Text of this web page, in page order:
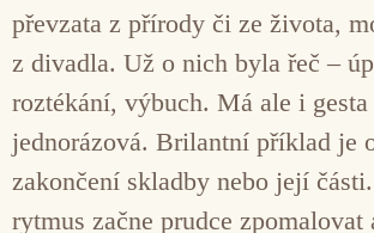
převzata z přírody či ze života,
z divadla. Už o nich byla řeč –
roztékání, výbuch. Má ale i
jednorázová. Brilantní příklad je
zakončení skladby nebo její
rytmus začne prudce zpomalovat